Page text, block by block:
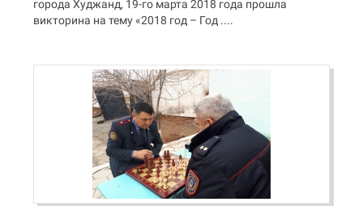
города Худжанд, 19-го марта 2018 года прошла
викторина на тему «2018 год – Год ....